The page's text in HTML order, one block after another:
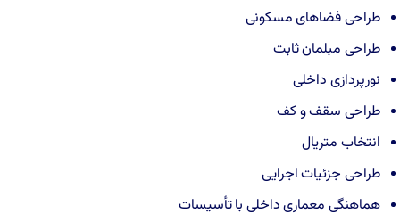
طراحی فضاهای مسکونی
طراحی مبلمان ثابت
نورپردازی داخلی
طراحی سقف و کف
انتخاب متریال
طراحی جزئیات اجرایی
هماهنگی معماری داخلی با تأسیسات